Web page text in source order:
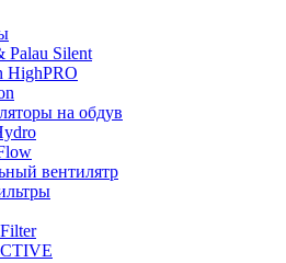
Palau Silent
HighPRO
на обдув
вентилятр